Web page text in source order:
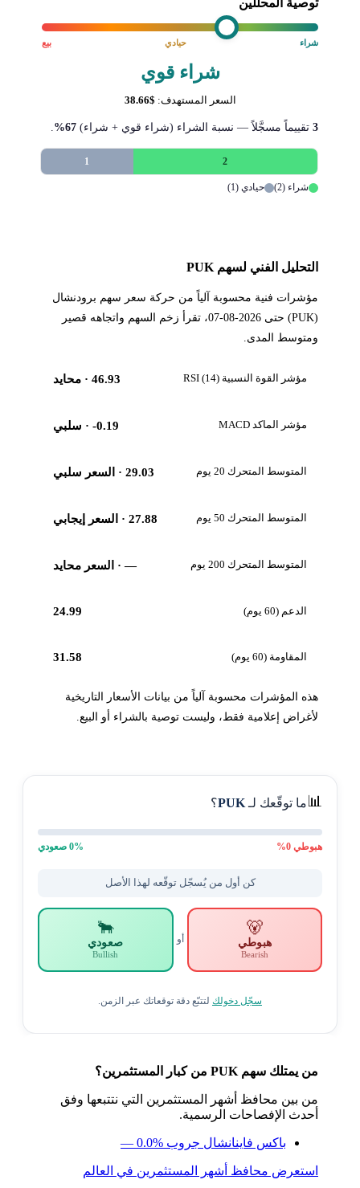
توصية المحللين
بيع حيادي شراء
شراء قوي
السعر المستهدف: $38.66
3تقييماً مسجَّلاً — نسبة الشراء (شراء قوي + شراء) 67%
.
2
1
شراء (2) حيادي (1)
التحليل الفني لسهم PUK
مؤشرات فنية محسوبة آلياً من حركة سعر سهم برودنشال
(PUK) حتى 2026-08-07، تقرأ زخم السهم واتجاهه قصير
ومتوسط المدى.
مؤشر القوة النسبية RSI (14) 46.93· محايد
مؤشر الماكد MACD -0.19· سلبي
المتوسط المتحرك 20 يوم 29.03· السعر سلبي
المتوسط المتحرك 50 يوم 27.88· السعر إيجابي
المتوسط المتحرك 200 يوم —· السعر محايد
الدعم (60 يوم) 24.99
المقاومة (60 يوم) 31.58
هذه المؤشرات محسوبة آلياً من بيانات الأسعار التاريخية
لأغراض إعلامية فقط، وليست توصية بالشراء أو البيع.
📊ما توقّعك لـPUK؟
هبوطي0
%
0% صعودي
كن أول من يُسجّل توقّعه لهذا الأصل
🐻
هبوطي
Bearish
أو
🐂
صعودي
Bullish
سجّل دخولكلتتبّع دقة توقعاتك عبر الزمن.
من يمتلك سهم PUK من كبار المستثمرين؟
من بين محافظ أشهر المستثمرين التي نتتبعها وفق
أحدث الإفصاحات الرسمية.
باكس فاينانشال جروب — 0.0%
استعرض محافظ أشهر المستثمرين في العالم